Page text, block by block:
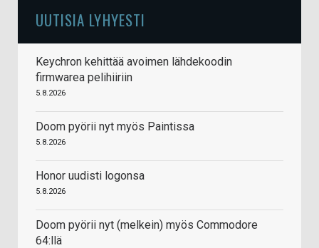
UUTISIA LYHYESTI
Keychron kehittää avoimen lähdekoodin
firmwarea pelihiiriin
5.8.2026
Doom pyörii nyt myös Paintissa
5.8.2026
Honor uudisti logonsa
5.8.2026
Doom pyörii nyt (melkein) myös Commodore
64:llä